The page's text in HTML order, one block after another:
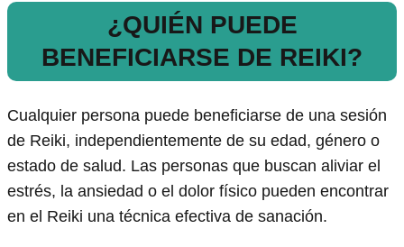
¿QUIÉN PUEDE
BENEFICIARSE DE REIKI?
Cualquier persona puede beneficiarse de una sesión
de Reiki, independientemente de su edad, género o
estado de salud. Las personas que buscan aliviar el
estrés, la ansiedad o el dolor físico pueden encontrar
en el Reiki una técnica efectiva de sanación.